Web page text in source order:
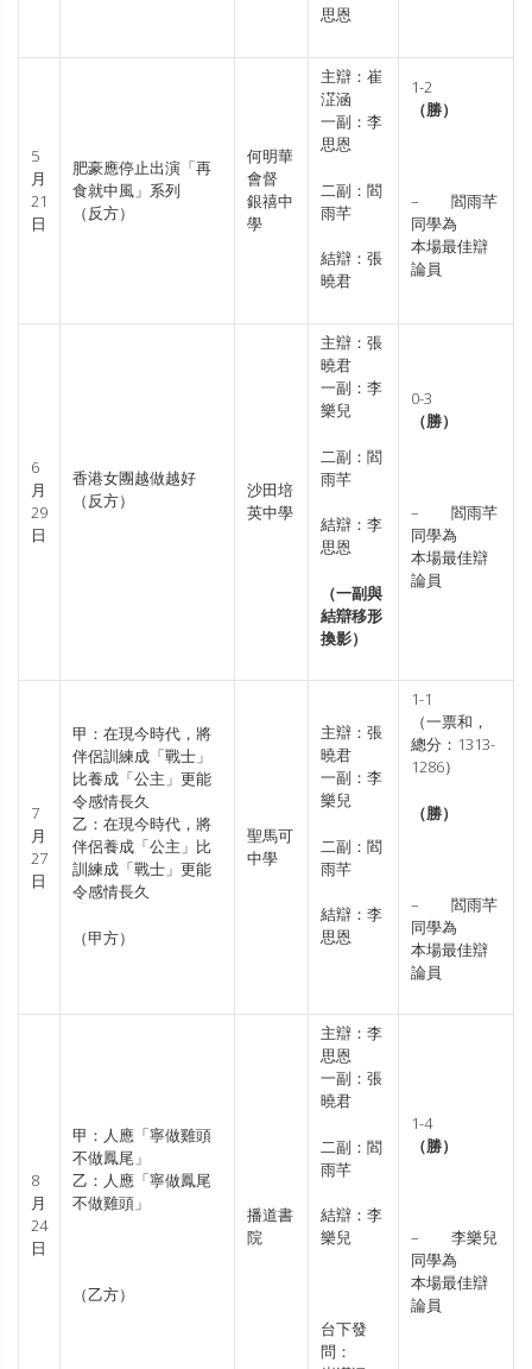
思恩
5
月
21
日
肥豪應停止出演「再
食就中風」系列
（反方）
何明華
會督
銀禧中
學
主辯：崔
淽涵
一副：李
思恩
二副：閻
雨芊
結辯：張
曉君
1-2
（勝）
– 閻雨芊
同學為
本場最佳辯
論員
6
月
29
日
香港女團越做越好
（反方）
沙田培
英中學
主辯：張
曉君
一副：李
樂兒
二副：閻
雨芊
結辯：李
思恩
（一副與
結辯移形
換影）
0-3
（勝）
– 閻雨芊
同學為
本場最佳辯
論員
7
月
27
日
甲：在現今時代，將
伴侶訓練成「戰士」
比養成「公主」更能
令感情長久
乙：在現今時代，將
伴侶養成「公主」比
訓練成「戰士」更能
令感情長久
（甲方）
聖馬可
中學
主辯：張
曉君
一副：李
樂兒
二副：閻
雨芊
結辯：李
思恩
1-1
（一票和，
總分：1313-
1286）
（勝）
– 閻雨芊
同學為
本場最佳辯
論員
8
月
24
日
甲：人應「寧做雞頭
不做鳳尾」
乙：人應「寧做鳳尾
不做雞頭」
（乙方）
播道書
院
主辯：李
思恩
一副：張
曉君
二副：閻
雨芊
結辯：李
樂兒
台下發
問：
1-4
（勝）
– 李樂兒
同學為
本場最佳辯
論員